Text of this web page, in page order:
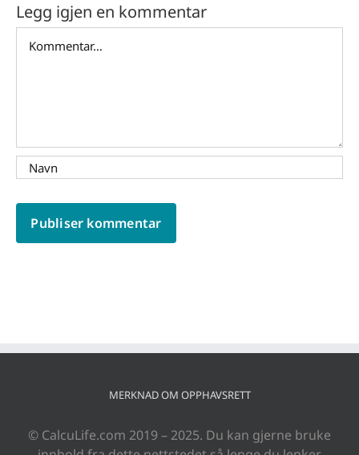
Legg igjen en kommentar
MERKNAD OM OPPHAVSRETT
© CalcuLife.com 2019 – 2025. Du kan gjerne bruke